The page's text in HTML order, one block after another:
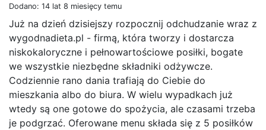
Dodano: 14 lat 8 miesięcy temu
Już na dzień dzisiejszy rozpocznij odchudzanie wraz z
wygodnadieta.pl - firmą, która tworzy i dostarcza
niskokaloryczne i pełnowartościowe posiłki, bogate
we wszystkie niezbędne składniki odżywcze.
Codziennie rano dania trafiają do Ciebie do
mieszkania albo do biura. W wielu wypadkach już
wtedy są one gotowe do spożycia, ale czasami trzeba
je podgrzać. Oferowane menu składa się z 5 posiłków